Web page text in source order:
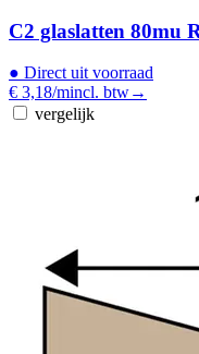
C2 glaslatten 80mu
● Direct uit voorraad
€ 3,18/mincl. btw→
vergelijk